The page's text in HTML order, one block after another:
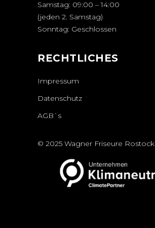
Samstag: 09:00 – 14:00
(jeden 2. Samstag)
Sonntag: Geschlossen
RECHTLICHES
Impressum
Datenschutz
AGB`s
© 2025 Wagner Friseure Rostock